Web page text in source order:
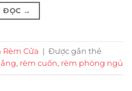
ĐỌC →
Cửa | Được gắn thẻ
, rèm cuốn, rèm phòng ngủ